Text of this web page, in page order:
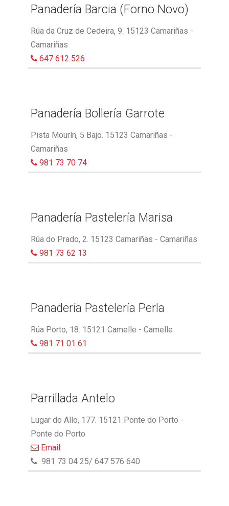
Panadería Barcia (Forno Novo)
Rúa da Cruz de Cedeira, 9. 15123 Camariñas -
Camariñas
647 612 526
Panadería Bollería Garrote
Pista Mourín, 5 Bajo. 15123 Camariñas -
Camariñas
981 73 70 74
Panadería Pastelería Marisa
Rúa do Prado, 2. 15123 Camariñas - Camariñas
981 73 62 13
Panadería Pastelería Perla
Rúa Porto, 18. 15121 Camelle - Camelle
981 71 01 61
Parrillada Antelo
Lugar do Allo, 177. 15121 Ponte do Porto -
Ponte do Porto
Email
981 73 04 25/ 647 576 640